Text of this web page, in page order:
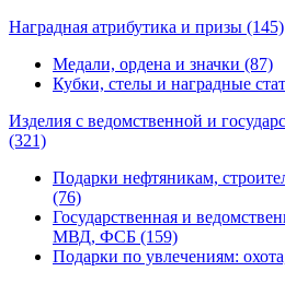
Наградная атрибутика и призы (145)
Медали, ордена и значки (87)
Кубки, стелы и наградные
Изделия с ведомственной и
(321)
Подарки нефтяникам,
(76)
Государственная и
МВД, ФСБ (159)
Подарки по увлечениям: